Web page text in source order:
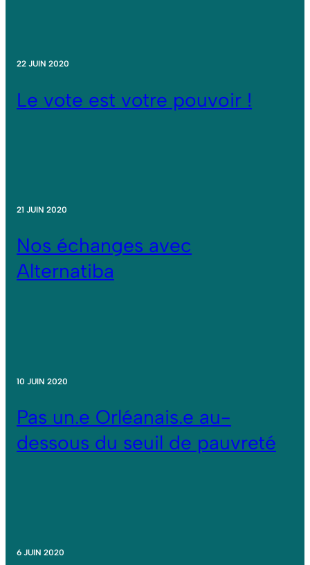
22 JUIN 2020
Le vote est votre pouvoir !
21 JUIN 2020
Nos échanges avec
Alternatiba
10 JUIN 2020
Pas un.e Orléanais.e au-
dessous du seuil de pauvreté
6 JUIN 2020